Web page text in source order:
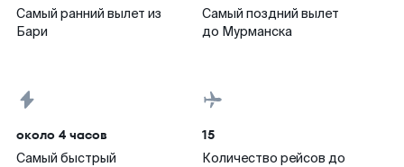
Самый ранний вылет из
Бари
Самый поздний вылет
до Мурманска
около 4 часов
Самый быстрый
15
Количество рейсов до